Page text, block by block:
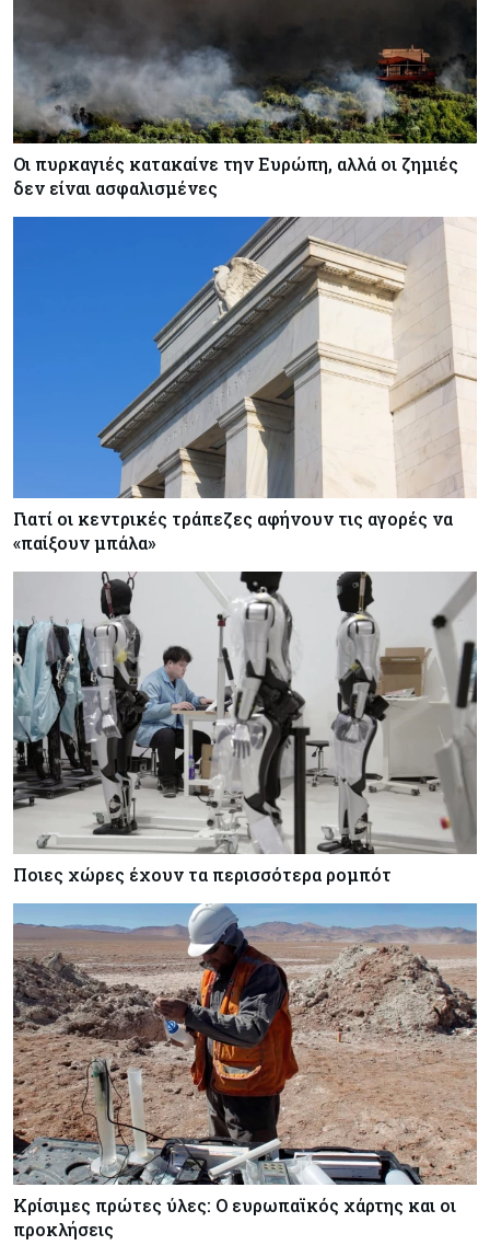
Οι πυρκαγιές κατακαίνε την Ευρώπη, αλλά οι ζημιές
δεν είναι ασφαλισμένες
Γιατί οι κεντρικές τράπεζες αφήνουν τις αγορές να
«παίξουν μπάλα»
Ποιες χώρες έχουν τα περισσότερα ρομπότ
Κρίσιμες πρώτες ύλες: Ο ευρωπαϊκός χάρτης και οι
προκλήσεις